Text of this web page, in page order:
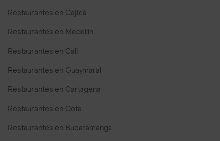
Restaurantes en Cajicá
Restaurantes en Medellín
Restaurantes en Cali
Restaurantes en Guaymaral
Restaurantes en Cartagena
Restaurantes en Cota
Restaurantes en Bucaramanga